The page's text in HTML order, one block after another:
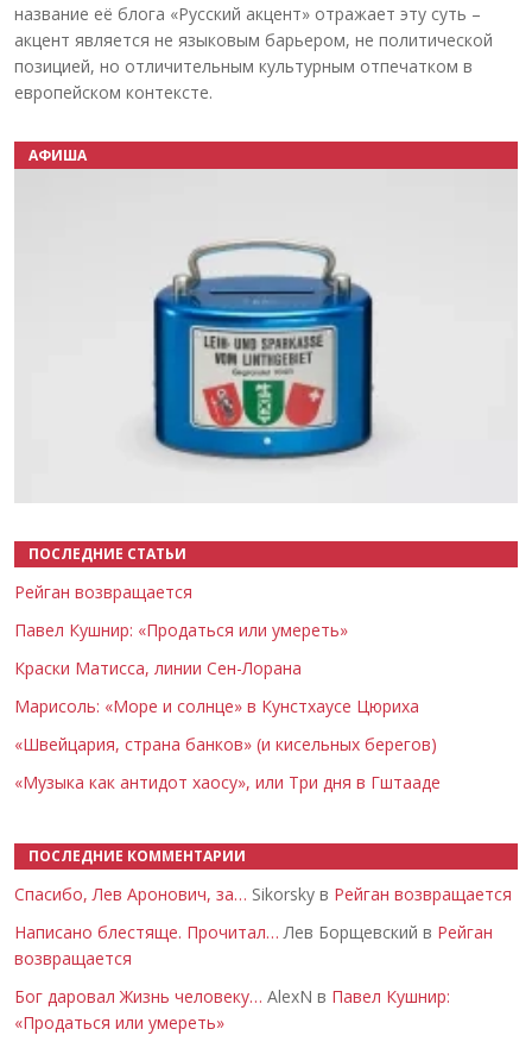
название её блога «Русский акцент» отражает эту суть –
акцент является не языковым барьером, не политической
позицией, но отличительным культурным отпечатком в
европейском контексте.
АФИША
ПОСЛЕДНИЕ СТАТЬИ
Рейган возвращается
Павел Кушнир: «Продаться или умереть»
Краски Матисса, линии Сен-Лорана
Марисоль: «Море и солнце» в Кунстхаусе Цюриха
«Швейцария, страна банков» (и кисельных берегов)
«Музыка как антидот хаосу», или Три дня в Гштааде
ПОСЛЕДНИЕ КОММЕНТАРИИ
Спасибо, Лев Аронович, за… Sikorsky в Рейган возвращается
Написано блестяще. Прочитал… Лев Борщевский в Рейган
возвращается
Бог даровал Жизнь человеку… AlexN в Павел Кушнир:
«Продаться или умереть»